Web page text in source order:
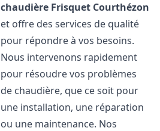
chaudière Frisquet Courthézon
et offre des services de qualité
pour répondre à vos besoins.
Nous intervenons rapidement
pour résoudre vos problèmes
de chaudière, que ce soit pour
une installation, une réparation
ou une maintenance. Nos